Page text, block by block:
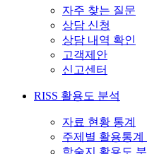
자주 찾는 질문
상담 신청
상담 내역 확인
고객제안
신고센터
RISS 활용도 분석
자료 현황 통계
주제별 활용통계
학술지 활용도